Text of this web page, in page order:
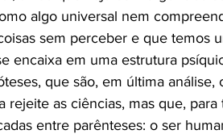
algo universal nem
sem perceber e que temos
encaixa em uma estrutura
que são, em última análise,
rejeite as ciências, mas que,
entre parênteses: o ser